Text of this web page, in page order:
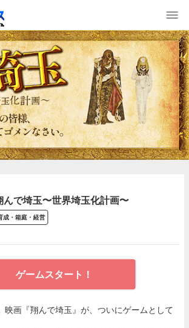
んで埼玉〜世界埼玉化計画〜
成・箱庭・経営
ゲームスタート！
映画『翔んで埼玉』が、ついにゲームとして